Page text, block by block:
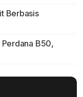
Berbasis
Perdana B50,